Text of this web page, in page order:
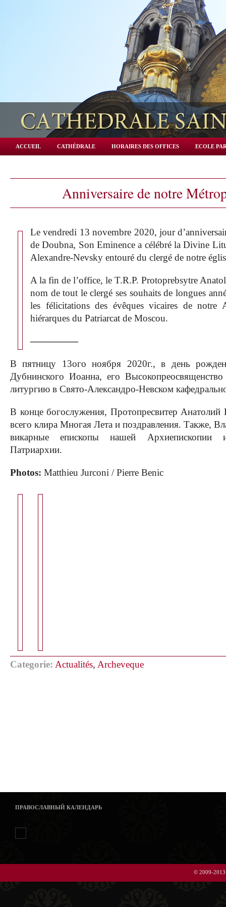
ACCUEIL CATHÉDRALE HORAIRES DES OFFICES ECOLE
Anniversaire de notre
Le vendredi 13 novembre 2020, jour
de Doubna, Son Eminence a célébré la Divine
Alexandre-Nevsky entouré du clergé de notre
A la fin de l’office, le T.R.P. Protoprebsytre
nom de tout le clergé ses souhaits de longues
les félicitations des évêques vicaires de notre
hiérarques du Patriarcat de Moscou.
—————
В пятницу 13ого ноября 2020г., в день
Дубнинского Иоанна, его
литургию в Свято-Александро-Невском
В конце богослужения, Протопресвитер Анатолий
всего клира Многая Лета и поздравления. Также,
викарные епископы нашей Архиепископии
Патриархии.
Photos: Matthieu Jurconi / Pierre Benic
Categorie: Actualités, Archeveque
ПРАВОСЛАВНЫЙ КАЛЕНДАРЬ
© 2009-2013